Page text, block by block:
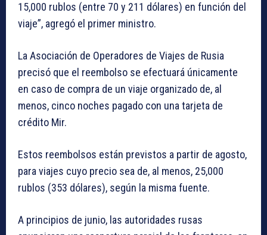
15,000 rublos (entre 70 y 211 dólares) en función del
viaje”, agregó el primer ministro.
La Asociación de Operadores de Viajes de Rusia
precisó que el reembolso se efectuará únicamente
en caso de compra de un viaje organizado de, al
menos, cinco noches pagado con una tarjeta de
crédito Mir.
Estos reembolsos están previstos a partir de agosto,
para viajes cuyo precio sea de, al menos, 25,000
rublos (353 dólares), según la misma fuente.
A principios de junio, las autoridades rusas